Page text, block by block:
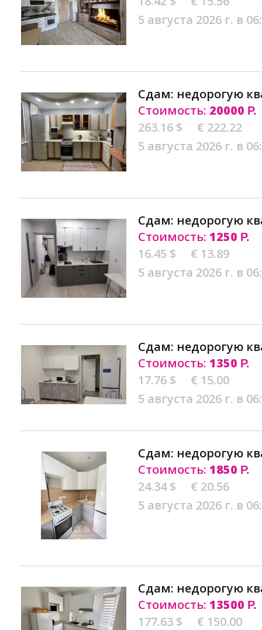
5 августа 2026 г. в
Сдам: недорогую
Стоимость: 20000 Р.
263.16 $
€ 222.22
5 августа 2026 г. в
Сдам: недорогую
Стоимость: 1250 Р.
16.45 $
€ 13.89
5 августа 2026 г. в
Сдам: недорогую
Стоимость: 1350 Р.
17.76 $
€ 15.00
5 августа 2026 г. в
Сдам: недорогую
Стоимость: 1850 Р.
24.34 $
€ 20.56
5 августа 2026 г. в
Сдам: недорогую
Стоимость: 13500 Р.
177.63 $
€ 150.00